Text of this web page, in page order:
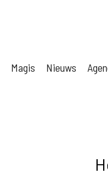
Magis Nieuws